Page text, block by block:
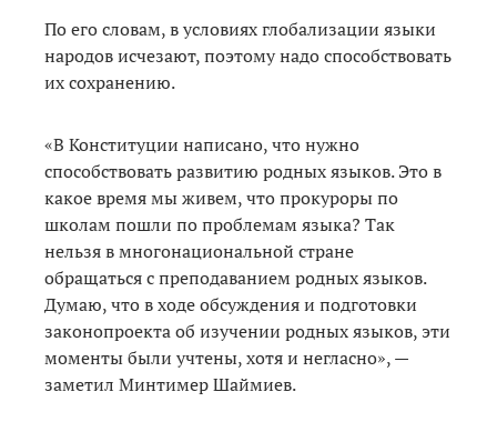
По его словам, в условиях глобализации языки
народов исчезают, поэтому надо способствовать
их сохранению.
«В Конституции написано, что нужно
способствовать развитию родных языков. Это в
какое время мы живем, что прокуроры по
школам пошли по проблемам языка? Так
нельзя в многонациональной стране
обращаться с преподаванием родных языков.
Думаю, что в ходе обсуждения и подготовки
законопроекта об изучении родных языков, эти
моменты были учтены, хотя и негласно», —
заметил Минтимер Шаймиев.